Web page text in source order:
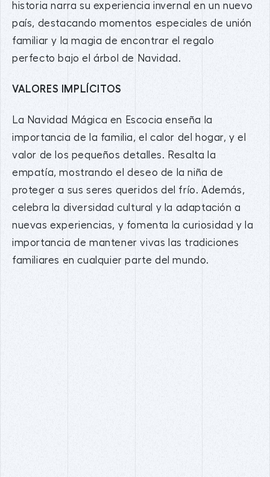
historia narra su experiencia invernal en un nuevo
país, destacando momentos especiales de unión
familiar y la magia de encontrar el regalo
perfecto bajo el árbol de Navidad.
VALORES IMPLÍCITOS
La Navidad Mágica en Escocia enseña la
importancia de la familia, el calor del hogar, y el
valor de los pequeños detalles. Resalta la
empatía, mostrando el deseo de la niña de
proteger a sus seres queridos del frío. Además,
celebra la diversidad cultural y la adaptación a
nuevas experiencias, y fomenta la curiosidad y la
importancia de mantener vivas las tradiciones
familiares en cualquier parte del mundo.